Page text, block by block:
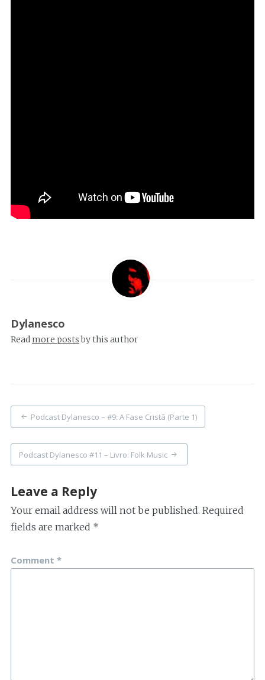
Dylanesco
Readmore postsby this author
Post
navigation
Podcast Dylanesco – #9: A Fase Cristã (Parte 1)
Podcast Dylanesco #11 – Livro: Folk Music
Leave a Reply
Your email address will not be published. Required
fields are marked *
Comment *